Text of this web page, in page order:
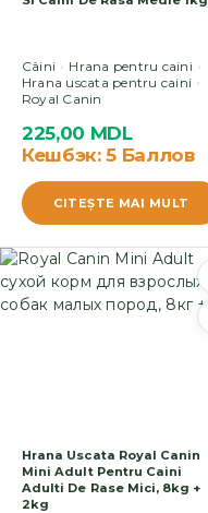
Câini
Hrana pentru caini
Hrana uscata pentru caini
Royal Canin
225,00 MDL
Кешбэк:5 Баллов
CITEŞTE MAI MULT
Hrana Uscata Royal Canin
Mini Adult Pentru Caini
Adulti De Rase Mici, 8kg +
2kg